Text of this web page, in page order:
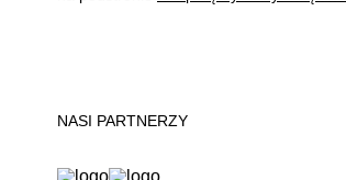
NASI PARTNERZY